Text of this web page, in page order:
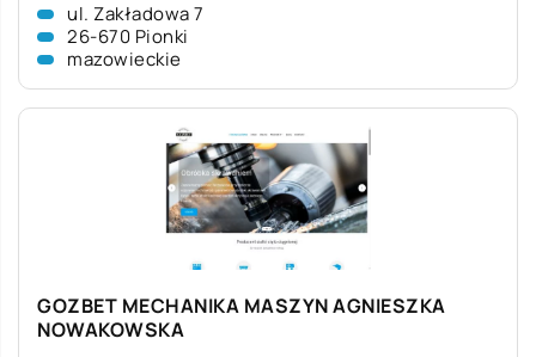
ul. Zakładowa 7
26-670 Pionki
mazowieckie
GOZBET MECHANIKA MASZYN AGNIESZKA
NOWAKOWSKA